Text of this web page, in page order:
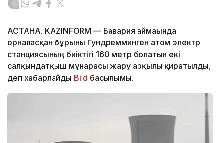
АСТАНА. KAZINFORM — Бавария аймағында
орналасқан бұрынғы Гундремминген атом электр
станциясының биіктігі 160 метр болатын екі
салқындатқыш мұнарасы жару арқылы қиратылды,
деп хабарлайды Bild басылымы.